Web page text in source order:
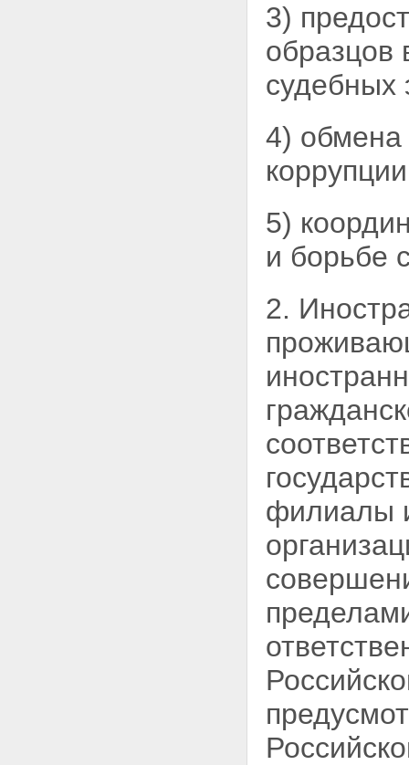
3)
образцов
судебных
4) обмена
5)
и борьбе
2.
филиалы